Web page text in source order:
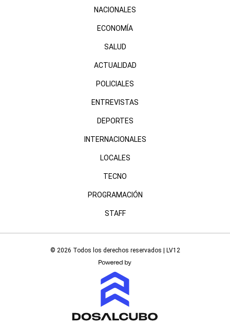
NACIONALES
ECONOMÍA
SALUD
ACTUALIDAD
POLICIALES
ENTREVISTAS
DEPORTES
INTERNACIONALES
LOCALES
TECNO
PROGRAMACIÓN
STAFF
© 2026 Todos los derechos reservados | LV12